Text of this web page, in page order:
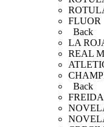
FLUOR
Back
LA
REAL
Back